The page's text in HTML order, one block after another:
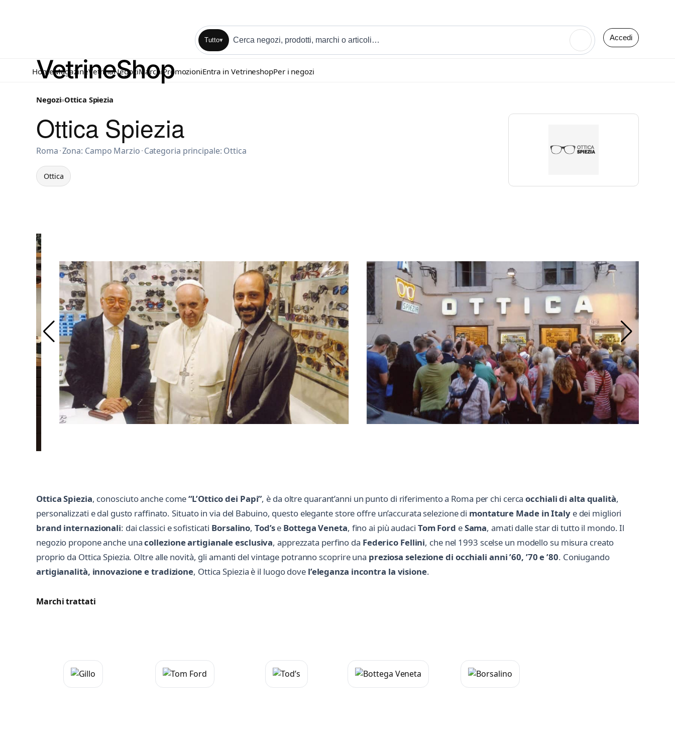
Tutto▾ Accedi
HomeMagazineVetrinaNegoziMarchi PromozioniEntra in VetrineshopPer i negozi
Negozi»Ottica Spiezia
Ottica Spiezia
Ottica a Roma
Roma·Zona: Campo Marzio·Categoria principale: Ottica
Ottica
Ottica Spiezia, conosciuto anche come“L’Ottico dei Papi”, è da oltre quarant’anni un punto di riferimento a Roma per chi cercaocchiali di alta qualità,
personalizzati e dal gusto raffinato. Situato in via del Babuino, questo elegante store offre un’accurata selezione di montature Made in Italye dei migliori
brand internazionali: dai classici e sofisticati Borsalino,Tod’se Bottega Veneta, fino ai più audaci Tom Ford eSama, amati dalle star di tutto il mondo. Il
negozio propone anche unacollezione artigianale esclusiva, apprezzata perfino da Federico Fellini, che nel 1993 scelse un modello su misura creato
proprio da Ottica Spiezia. Oltre alle novità, gli amanti del vintage potranno scoprire una preziosa selezione di occhiali anni ’60, ’70 e ’80. Coniugando
artigianalità, innovazione e tradizione, Ottica Spiezia è il luogo dove l’eleganza incontra la visione.
Marchi trattati
tramite Vetrineshop.